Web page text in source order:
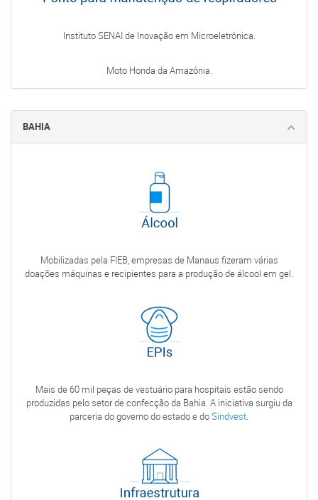
Instituto SENAI de Inovação em Microeletrônica.
Moto Honda da Amazônia.
BAHIA
Mobilizadas pela FIEB, empresas de Manaus fizeram várias
doações máquinas e recipientes para a produção de álcool em gel.
Mais de 60 mil peças de vestuário para hospitais estão sendo
produzidas pelo setor de confecção da Bahia. A iniciativa surgiu da
parceria do governo do estado e doSindvest.